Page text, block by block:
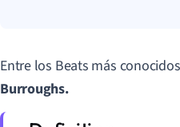
Entre los Beats más
Burroughs.